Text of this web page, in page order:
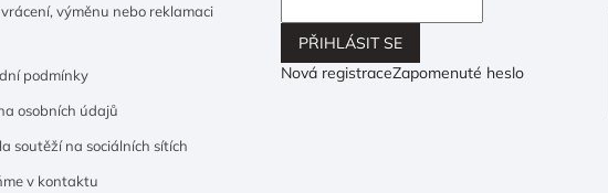
vrácení, výměnu nebo reklamaci
podmínky
osobních údajů
soutěží na sociálních sítích
v kontaktu
PŘIHLÁSIT SE
Nová registraceZapomenuté heslo